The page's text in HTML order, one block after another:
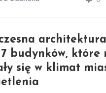
budynków, które
się w klimat